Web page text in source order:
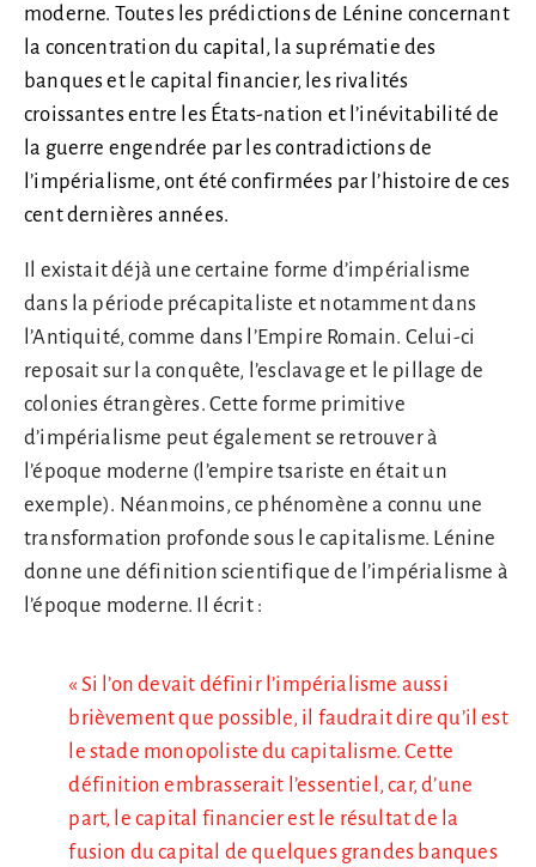
moderne. Toutes les prédictions de Lénine concernant
la concentration du capital, la suprématie des
banques et le capital financier, les rivalités
croissantes entre les États-nation et l’inévitabilité de
la guerre engendrée par les contradictions de
l’impérialisme, ont été confirmées par l’histoire de ces
cent dernières années.
Il existait déjà une certaine forme d’impérialisme
dans la période précapitaliste et notamment dans
l’Antiquité, comme dans l’Empire Romain. Celui-ci
reposait sur la conquête, l’esclavage et le pillage de
colonies étrangères. Cette forme primitive
d’impérialisme peut également se retrouver à
l’époque moderne (l’empire tsariste en était un
exemple). Néanmoins, ce phénomène a connu une
transformation profonde sous le capitalisme. Lénine
donne une définition scientifique de l’impérialisme à
l’époque moderne. Il écrit :
« Si l’on devait définir l’impérialisme aussi
brièvement que possible, il faudrait dire qu’il est
le stade monopoliste du capitalisme. Cette
définition embrasserait l’essentiel, car, d’une
part, le capital financier est le résultat de la
fusion du capital de quelques grandes banques